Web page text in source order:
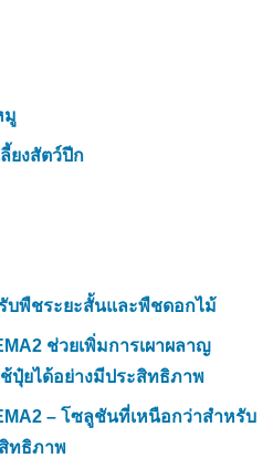
มู
ยงสัตว์ปีก
บพืชระยะสั้นและพืชดอกไม้
ช่วยเพิ่มการเผาผลาญ
ปุ๋ยได้อย่างมีประสิทธิภาพ
– โซลูชันที่เหนือกว่าสำหรับ
ทธิภาพ